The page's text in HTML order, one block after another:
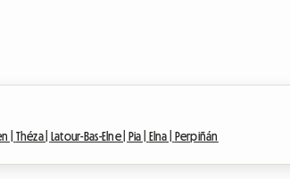
| Théza | Latour-Bas-Elne | Pia | Elna | Perpiñán